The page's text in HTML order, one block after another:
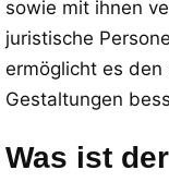
sowie mit ihnen
juristische
ermöglicht es
Gestaltungen
Was ist der